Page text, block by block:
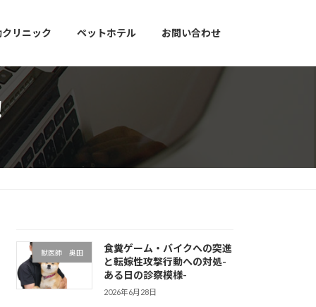
リニック ペットホテル お問い合わせ
獣医師 奥田
食糞ゲーム・バイクへの突進
と転嫁性攻撃行動への対処-
ある日の診察模様-
2026年6月28日